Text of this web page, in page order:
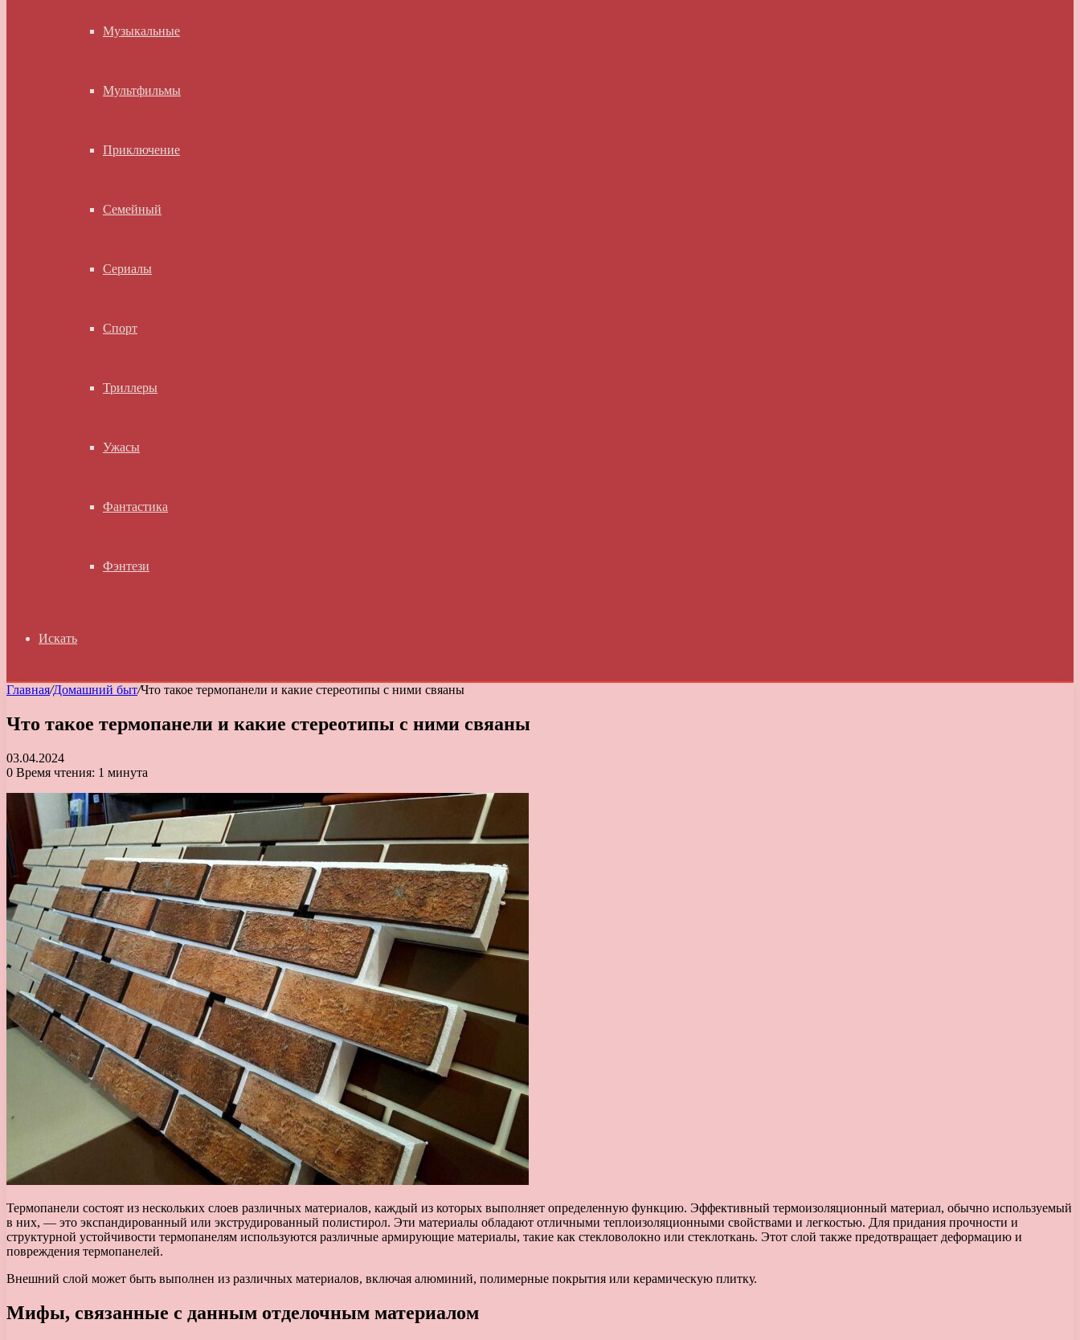
Музыкальные
Мультфильмы
Приключение
Семейный
Сериалы
Спорт
Триллеры
Ужасы
Фантастика
Фэнтези
Искать
Главная/Домашний быт/Что такое термопанели и какие стереотипы с ними свяаны
Что такое термопанели и какие стереотипы с ними свяаны
03.04.2024
0 Время чтения: 1 минута
Термопанели состоят из нескольких слоев различных материалов, каждый из которых выполняет определенную функцию. Эффективный термоизоляционный материал, обычно используемый
в них, — это экспандированный или экструдированный полистирол. Эти материалы обладают отличными теплоизоляционными свойствами и легкостью. Для придания прочности и
структурной устойчивости термопанелям используются различные армирующие материалы, такие как стекловолокно или стеклоткань. Этот слой также предотвращает деформацию и
повреждения термопанелей.
Внешний слой может быть выполнен из различных материалов, включая алюминий, полимерные покрытия или керамическую плитку.
Мифы, связанные с данным отделочным материалом